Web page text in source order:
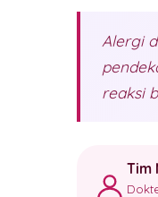
Alergi
reaksi
Tim